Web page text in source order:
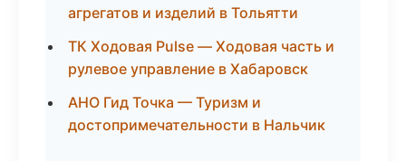
агрегатов и изделий в Тольятти
ТК Ходовая Pulse — Ходовая часть и
рулевое управление в Хабаровск
АНО Гид Точка — Туризм и
достопримечательности в Нальчик